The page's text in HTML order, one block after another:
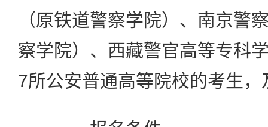
（原铁道警察学院）、南京警
察学院）、西藏警官高等专科
7所公安普通高等院校的考生